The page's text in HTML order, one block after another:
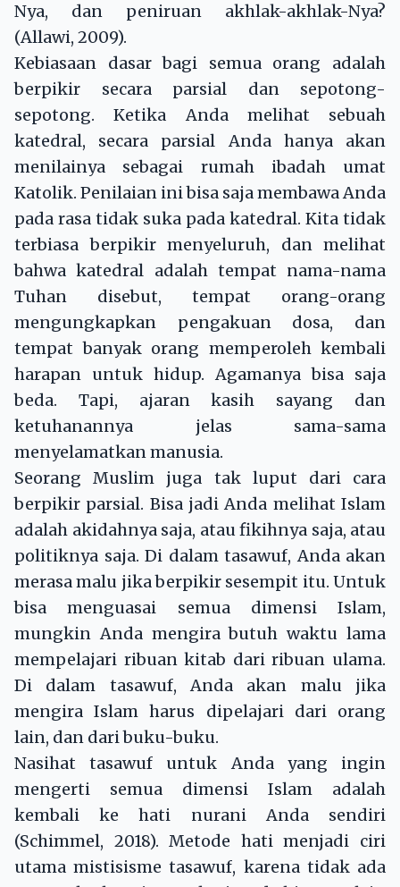
Nya, dan peniruan akhlak-akhlak-Nya?
(Allawi, 2009).
Kebiasaan dasar bagi semua orang adalah
berpikir secara parsial dan sepotong-
sepotong. Ketika Anda melihat sebuah
katedral, secara parsial Anda hanya akan
menilainya sebagai rumah ibadah umat
Katolik. Penilaian ini bisa saja membawa Anda
pada rasa tidak suka pada katedral. Kita tidak
terbiasa berpikir menyeluruh, dan melihat
bahwa katedral adalah tempat nama-nama
Tuhan disebut, tempat orang-orang
mengungkapkan pengakuan dosa, dan
tempat banyak orang memperoleh kembali
harapan untuk hidup. Agamanya bisa saja
beda. Tapi, ajaran kasih sayang dan
ketuhanannya jelas sama-sama
menyelamatkan manusia.
Seorang Muslim juga tak luput dari cara
berpikir parsial. Bisa jadi Anda melihat Islam
adalah akidahnya saja, atau fikihnya saja, atau
politiknya saja. Di dalam tasawuf, Anda akan
merasa malu jika berpikir sesempit itu. Untuk
bisa menguasai semua dimensi Islam,
mungkin Anda mengira butuh waktu lama
mempelajari ribuan kitab dari ribuan ulama.
Di dalam tasawuf, Anda akan malu jika
mengira Islam harus dipelajari dari orang
lain, dan dari buku-buku.
Nasihat tasawuf untuk Anda yang ingin
mengerti semua dimensi Islam adalah
kembali ke hati nurani Anda sendiri
(Schimmel, 2018). Metode hati menjadi ciri
utama mistisisme tasawuf, karena tidak ada